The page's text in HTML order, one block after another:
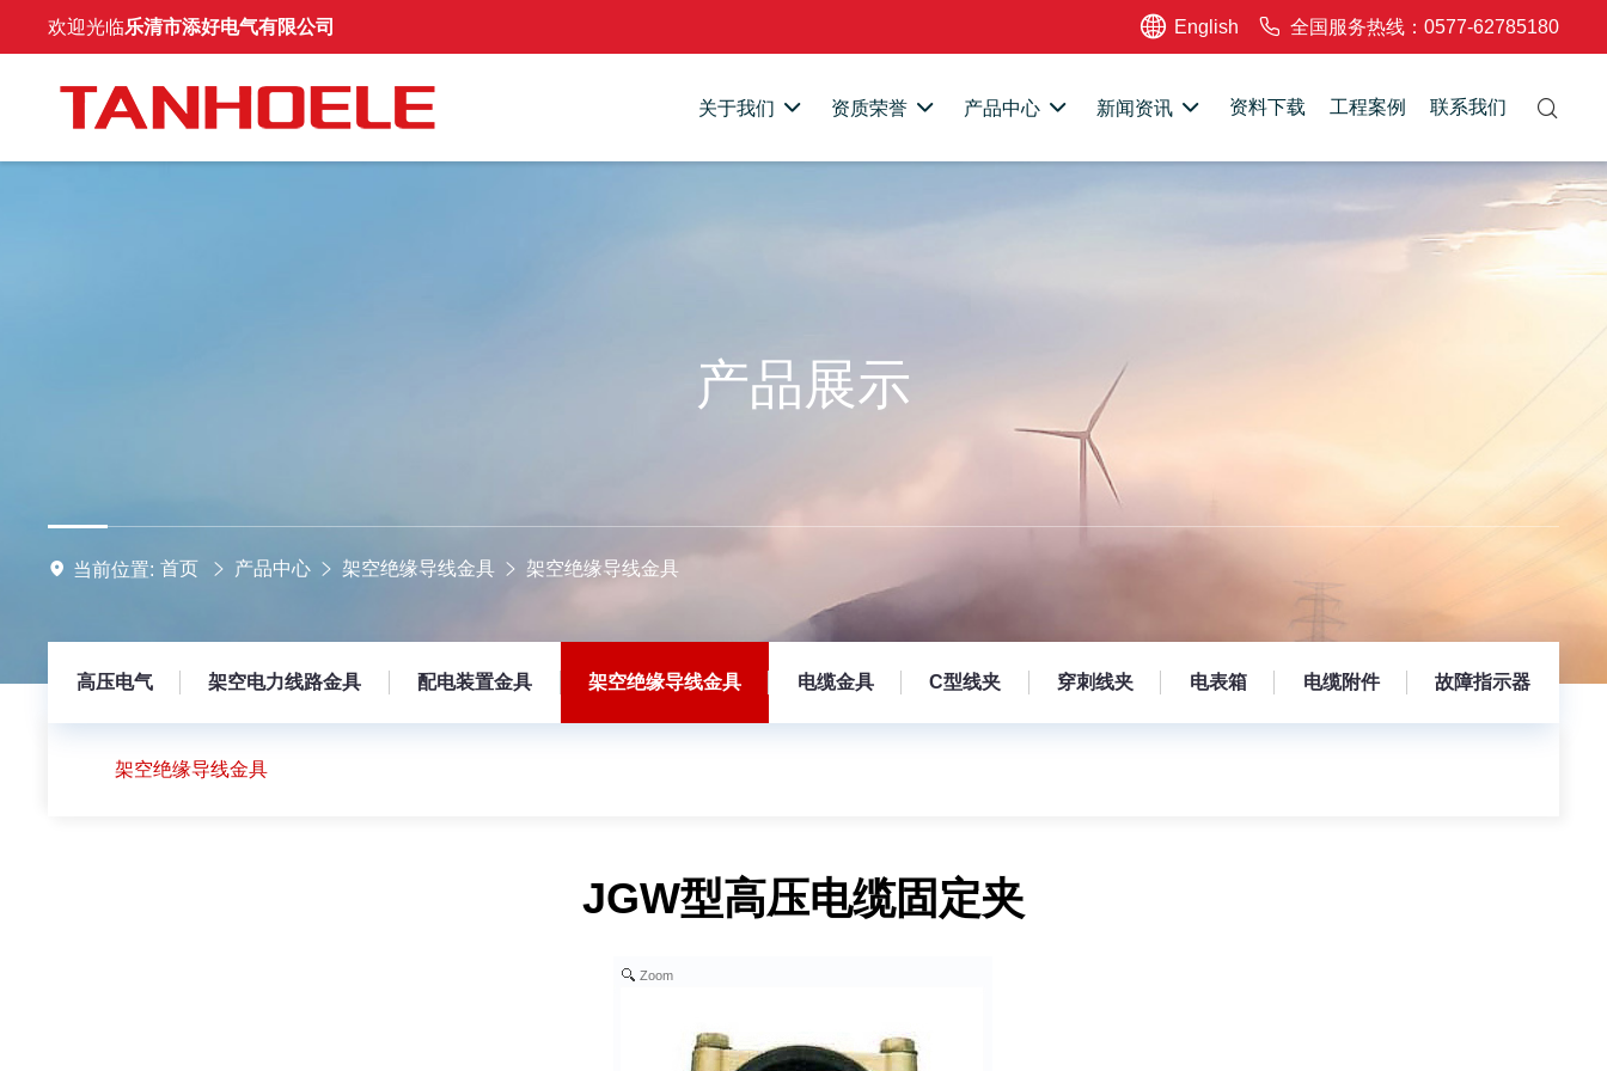
欢迎光临乐清市添好电气有限公司 English 全国服务热线：0577-62785180
关于我们 资质荣誉 产品中心 新闻资讯 资料下载 工程案例 联系我们
产品展示
当前位置: 首页 产品中心 架空绝缘导线金具 架空绝缘导线金具
高压电气 架空电力线路金具 配电装置金具 架空绝缘导线金具 电缆金具 C型线夹 穿刺线夹 电表箱 电缆附件 故障指示器
架空绝缘导线金具
JGW型高压电缆固定夹
Zoom